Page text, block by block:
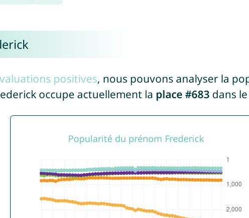
positives, nous pouvons analyser la
occupe actuellement la place #683 dans